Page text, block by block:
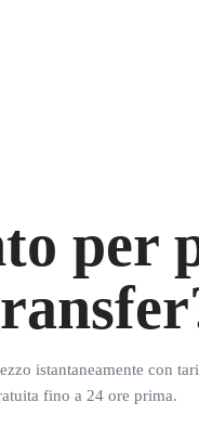
per
istantaneamente con
fino a 24 ore prima.